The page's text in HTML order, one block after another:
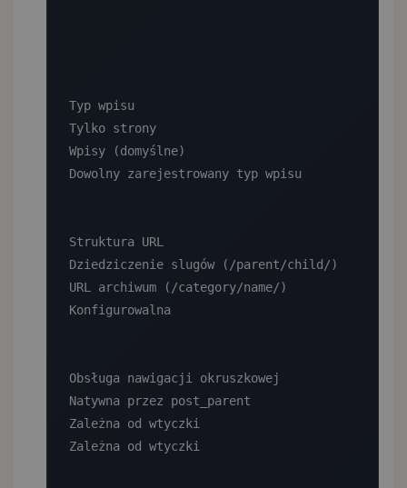
Typ wpisu
Tylko strony
Wpisy (domyślne)
Dowolny zarejestrowany typ wpisu
Struktura URL
Dziedziczenie slugów (/parent/child/)
URL archiwum (/category/name/)
Konfigurowalna
Obsługa nawigacji okruszkowej
Natywna przez post_parent
Zależna od wtyczki
Zależna od wtyczki